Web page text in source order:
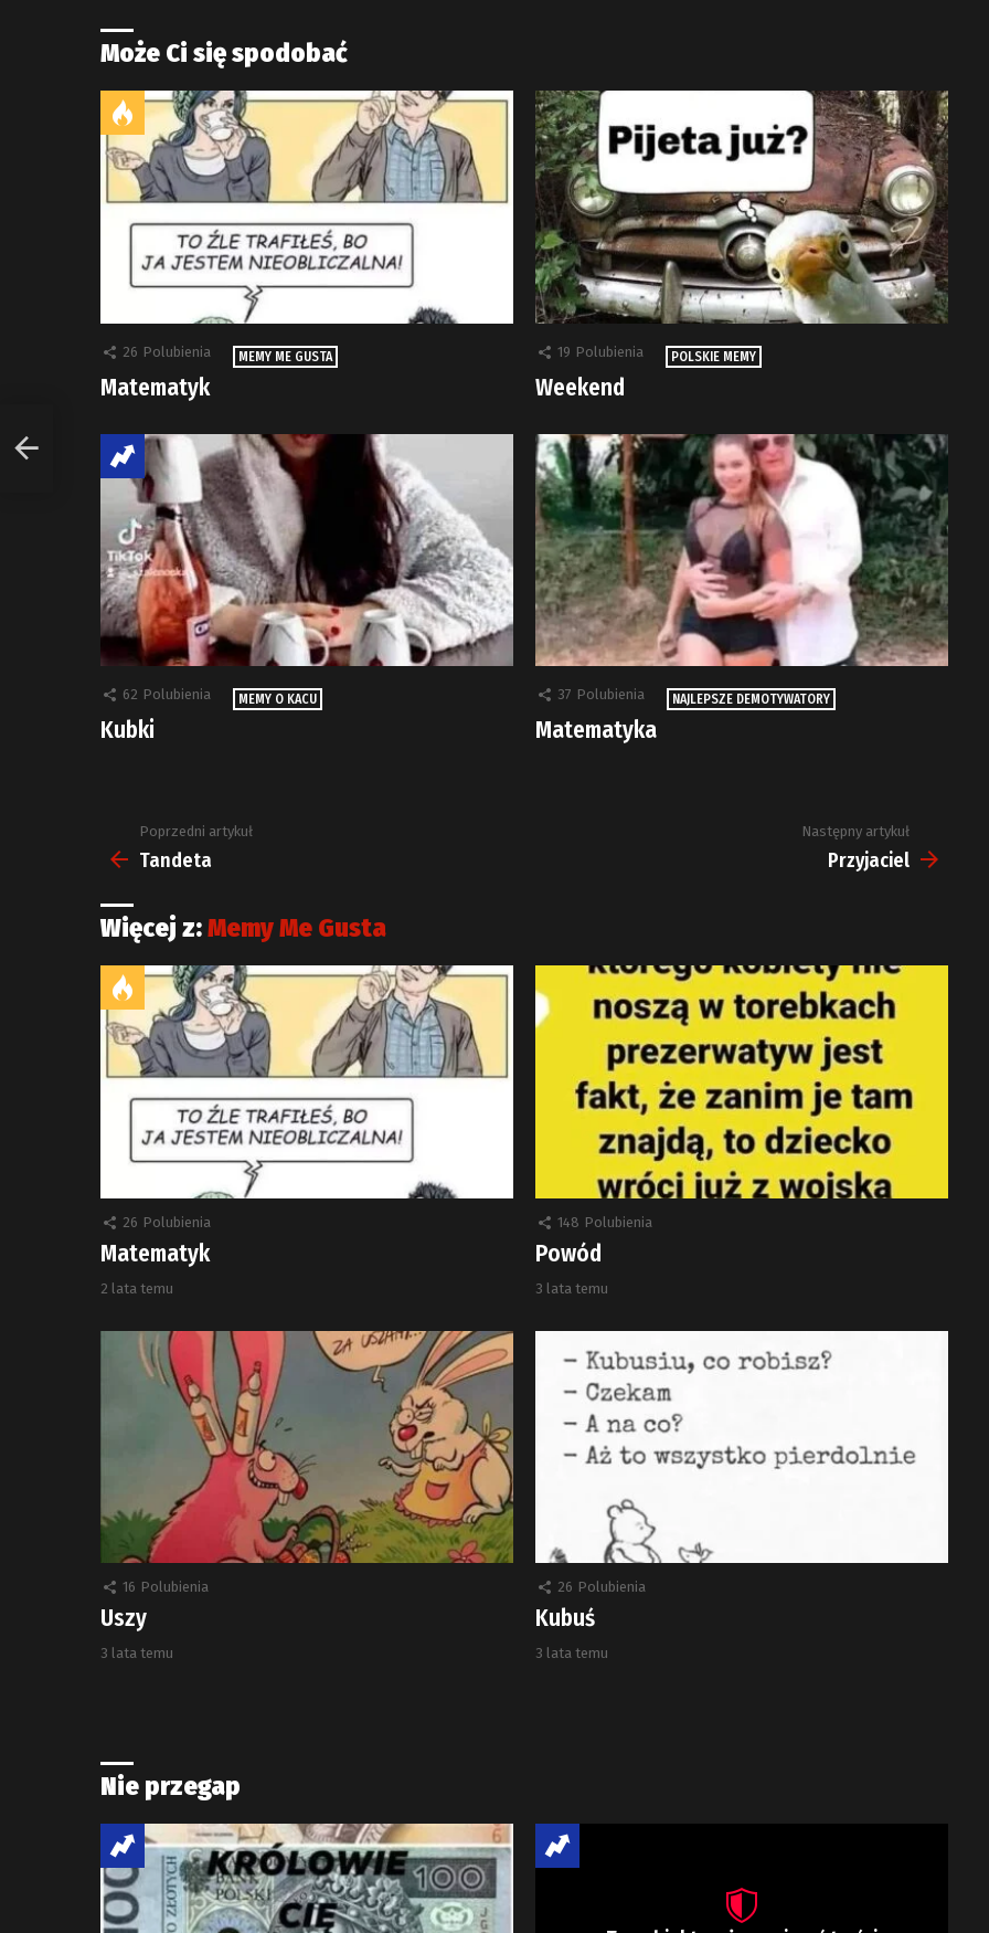
Może Ci się spodobać
26 Polubienia MEMY ME GUSTA
Matematyk
19 Polubienia POLSKIE MEMY
Weekend
62 Polubienia MEMY O KACU
Kubki
37 Polubienia NAJLEPSZE DEMOTYWATORY
Matematyka
Zobacz
więcej
Poprzedni artykuł
Tandeta
Następny artykuł
Przyjaciel
Więcej z:Memy Me Gusta
26 Polubienia
Matematyk
2 lata temu
148 Polubienia
Powód
3 lata temu
16 Polubienia
Uszy
3 lata temu
26 Polubienia
Kubuś
3 lata temu
Nie przegap